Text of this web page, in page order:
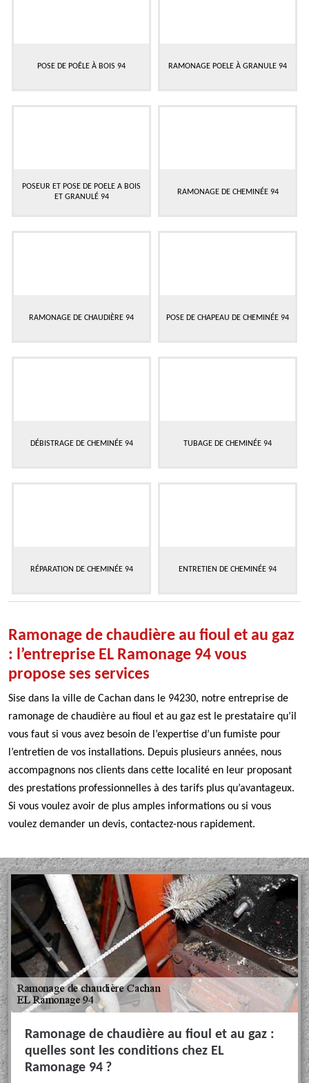
POSE DE POÊLE À BOIS 94 RAMONAGE POELE À GRANULE 94
POSEUR ET POSE DE POELE A BOIS
ET GRANULÉ 94
RAMONAGE DE CHEMINÉE 94
RAMONAGE DE CHAUDIÈRE 94 POSE DE CHAPEAU DE CHEMINÉE 94
DÉBISTRAGE DE CHEMINÉE 94 TUBAGE DE CHEMINÉE 94
RÉPARATION DE CHEMINÉE 94 ENTRETIEN DE CHEMINÉE 94
Ramonage de chaudière au fioul et au gaz
: l’entreprise EL Ramonage 94 vous
propose ses services
Sise dans la ville de Cachan dans le 94230, notre entreprise de
ramonage de chaudière au fioul et au gaz est le prestataire qu’il
vous faut si vous avez besoin de l’expertise d’un fumiste pour
l’entretien de vos installations. Depuis plusieurs années, nous
accompagnons nos clients dans cette localité en leur proposant
des prestations professionnelles à des tarifs plus qu’avantageux.
Si vous voulez avoir de plus amples informations ou si vous
voulez demander un devis, contactez-nous rapidement.
Ramonage de chaudière au fioul et au gaz :
quelles sont les conditions chez EL
Ramonage 94 ?